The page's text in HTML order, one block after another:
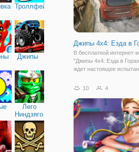
Троллфейс
Джипы
Лего
Ниндзяго
Джипы 4х4: Езда в
В бесплатной интернет-
"Джипы 4х4: Езда в
ждет настоящее
предстоит проделать
местность состоит из
многочисленных
10 4